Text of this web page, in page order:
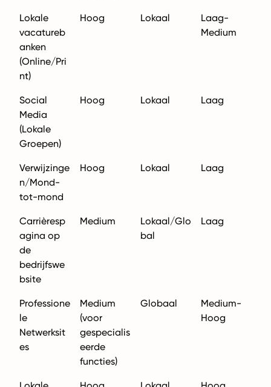
Lokale
vacatureb
anken
(Online/Pri
nt)
Hoog Lokaal
Laag-
Medium
Social
Media
(Lokale
Groepen)
Hoog Lokaal Laag
Verwijzinge
n/Mond-
tot-mond
Hoog Lokaal Laag
Carrièresp
agina op
de
bedrijfswe
bsite
Medium
Lokaal/Glo
bal
Laag
Professione
le
Netwerksit
es
Medium
(voor
gespecialis
eerde
functies)
Globaal
Medium-
Hoog